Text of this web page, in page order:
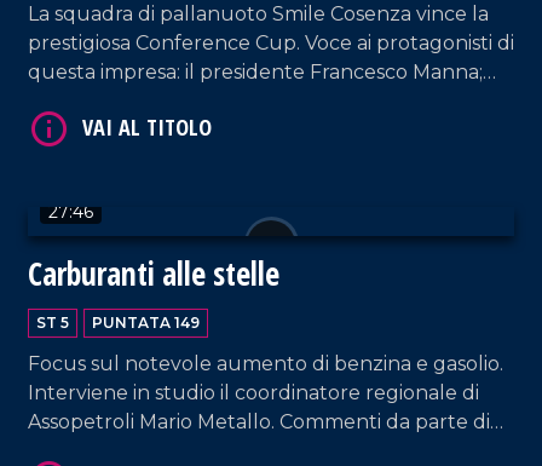
La squadra di pallanuoto Smile Cosenza vince la
prestigiosa Conference Cup. Voce ai protagonisti di
questa impresa: il presidente Francesco Manna;
ragazze vincitrici. Spazio anche alla situazione del
27:46
Carburanti alle stelle
ST 5 PUNTATA 149
Focus sul notevole aumento di benzina e gasolio.
Interviene in studio il coordinatore regionale di
Assopetroli Mario Metallo. Commenti da parte di
VAI AL TITOLO